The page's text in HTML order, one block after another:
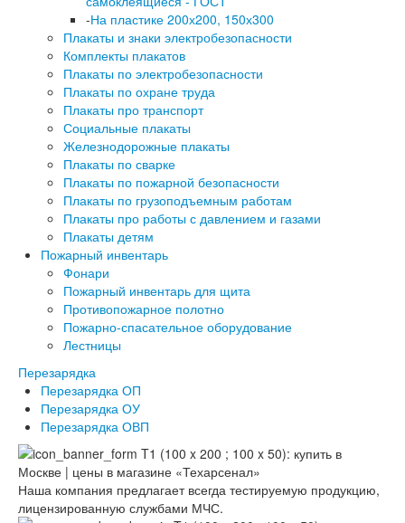
-На пластике 200х200, 150х300
Плакаты и знаки электробезопасности
Комплекты плакатов
Плакаты по электробезопасности
Плакаты по охране труда
Плакаты про транспорт
Социальные плакаты
Железнодорожные плакаты
Плакаты по сварке
Плакаты по пожарной безопасности
Плакаты по грузоподъемным работам
Плакаты про работы с давлением и газами
Плакаты детям
Пожарный инвентарь
Фонари
Пожарный инвентарь для щита
Противопожарное полотно
Пожарно-спасательное оборудование
Лестницы
Перезарядка
Перезарядка ОП
Перезарядка ОУ
Перезарядка ОВП
Наша компания предлагает всегда тестируемую продукцию,
лицензированную службами МЧС.